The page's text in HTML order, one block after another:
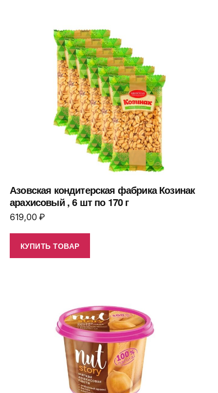
Азовская кондитерская фабрика Козинак
арахисовый , 6 шт по 170 г
619,00₽
КУПИТЬ ТОВАР